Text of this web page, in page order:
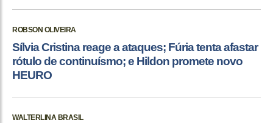
ROBSON OLIVEIRA
Sílvia Cristina reage a ataques; Fúria tenta afastar
rótulo de continuísmo; e Hildon promete novo
HEURO
WALTERLINA BRASIL